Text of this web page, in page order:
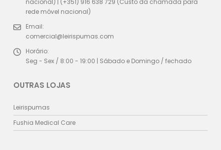
nacional) | (+351) 916 638 729 (Custo da chamada para
rede móvel nacional)
Email:
comercial@leirispumas.com
Horário:
Seg - Sex / 8:00 - 19:00 | Sábado e Domingo / fechado
OUTRAS LOJAS
Leirispumas
Fushia Medical Care